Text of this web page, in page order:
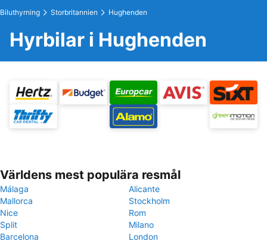
Biluthyrning Storbritannien Hughenden
Hyrbilar i Hughenden
Världens mest populära resmål
Málaga
Alicante
Mallorca
Stockholm
Nice
Rom
Split
Milano
Barcelona
London